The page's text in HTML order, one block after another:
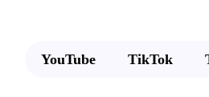
YouTube TikTok